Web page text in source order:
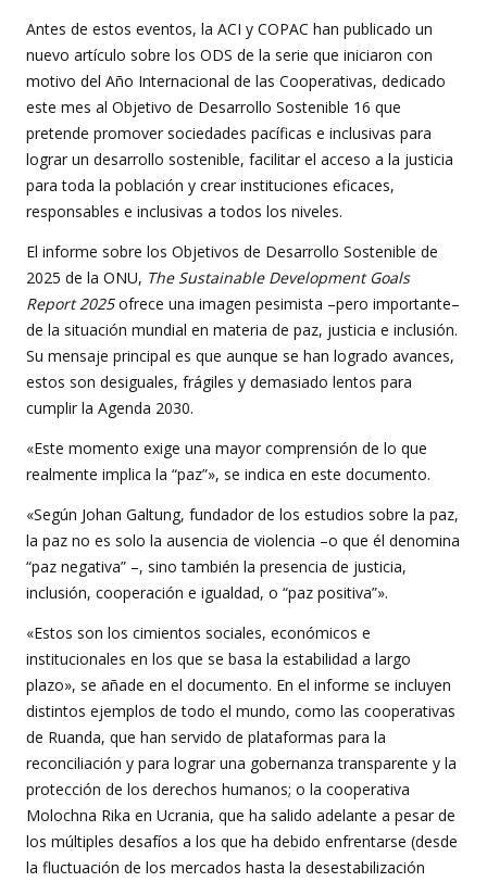
Antes de estos eventos, la ACI y COPAC han publicado un
nuevo artículo sobre los ODS de la serie que iniciaron con
motivo del Año Internacional de las Cooperativas, dedicado
este mes al Objetivo de Desarrollo Sostenible 16 que
pretende promover sociedades pacíficas e inclusivas para
lograr un desarrollo sostenible, facilitar el acceso a la justicia
para toda la población y crear instituciones eficaces,
responsables e inclusivas a todos los niveles.
El informe sobre los Objetivos de Desarrollo Sostenible de
2025 de la ONU, The Sustainable Development Goals
Report 2025ofrece una imagen pesimista –pero importante–
de la situación mundial en materia de paz, justicia e inclusión.
Su mensaje principal es que aunque se han logrado avances,
estos son desiguales, frágiles y demasiado lentos para
cumplir la Agenda 2030.
«Este momento exige una mayor comprensión de lo que
realmente implica la “paz”», se indica en este documento.
«Según Johan Galtung, fundador de los estudios sobre la paz,
la paz no es solo la ausencia de violencia –o que él denomina
“paz negativa” –, sino también la presencia de justicia,
inclusión, cooperación e igualdad, o “paz positiva”».
«Estos son los cimientos sociales, económicos e
institucionales en los que se basa la estabilidad a largo
plazo», se añade en el documento. En el informe se incluyen
distintos ejemplos de todo el mundo, como las cooperativas
de Ruanda, que han servido de plataformas para la
reconciliación y para lograr una gobernanza transparente y la
protección de los derechos humanos; o la cooperativa
Molochna Rika en Ucrania, que ha salido adelante a pesar de
los múltiples desafíos a los que ha debido enfrentarse (desde
la fluctuación de los mercados hasta la desestabilización